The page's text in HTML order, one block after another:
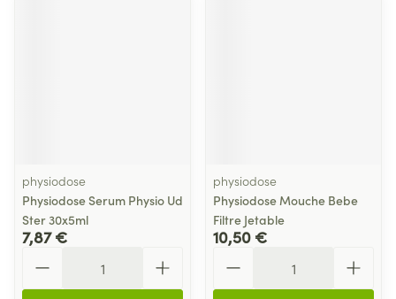
physiodose
Physiodose Serum Physio Ud
Ster 30x5ml
7,87 €
physiodose
Physiodose Mouche Bebe
Filtre Jetable
10,50 €